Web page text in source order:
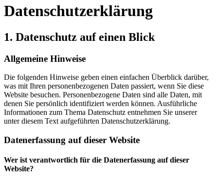
Datenschutz­erklärung
1. Datenschutz auf einen Blick
Allgemeine Hinweise
Die folgenden Hinweise geben einen einfachen Überblick darüber,
was mit Ihren personenbezogenen Daten passiert, wenn Sie diese
Website besuchen. Personenbezogene Daten sind alle Daten, mit
denen Sie persönlich identifiziert werden können. Ausführliche
Informationen zum Thema Datenschutz entnehmen Sie unserer
unter diesem Text aufgeführten Datenschutzerklärung.
Datenerfassung auf dieser Website
Wer ist verantwortlich für die Datenerfassung auf dieser
Website?